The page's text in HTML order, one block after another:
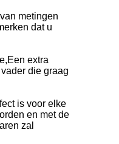
metingen
dat u
extra
die graag
is voor elke
en met de
zal